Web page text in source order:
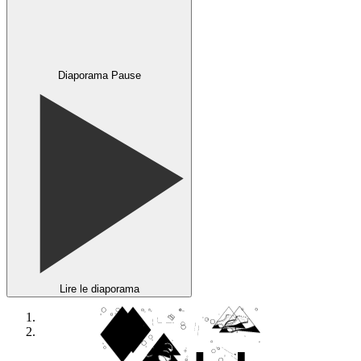
Diaporama Pause
Lire le diaporama